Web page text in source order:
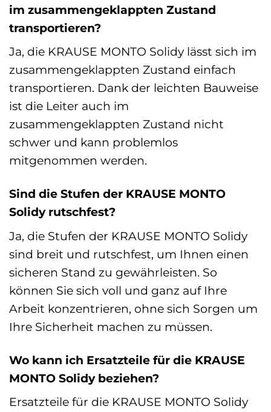
im zusammengeklappten Zustand
transportieren?
Ja, die KRAUSE MONTO Solidy lässt sich im
zusammengeklappten Zustand einfach
transportieren. Dank der leichten Bauweise
ist die Leiter auch im
zusammengeklappten Zustand nicht
schwer und kann problemlos
mitgenommen werden.
Sind die Stufen der KRAUSE MONTO
Solidy rutschfest?
Ja, die Stufen der KRAUSE MONTO Solidy
sind breit und rutschfest, um Ihnen einen
sicheren Stand zu gewährleisten. So
können Sie sich voll und ganz auf Ihre
Arbeit konzentrieren, ohne sich Sorgen um
Ihre Sicherheit machen zu müssen.
Wo kann ich Ersatzteile für die KRAUSE
MONTO Solidy beziehen?
Ersatzteile für die KRAUSE MONTO Solidy